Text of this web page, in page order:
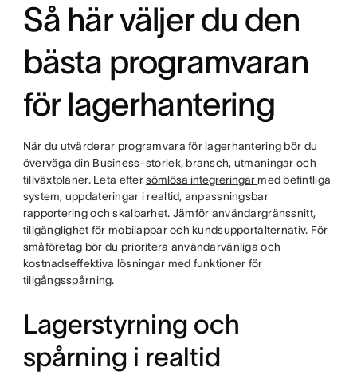
Så här väljer du den
bästa programvaran
för lagerhantering
När du utvärderar programvara för lagerhantering bör du
överväga din Business-storlek, bransch, utmaningar och
tillväxtplaner. Leta eftersömlösa integreringar med befintliga
system, uppdateringar i realtid, anpassningsbar
rapportering och skalbarhet. Jämför användargränssnitt,
tillgänglighet för mobilappar och kundsupportalternativ. För
småföretag bör du prioritera användarvänliga och
kostnadseffektiva lösningar med funktioner för
tillgångsspårning.
Lagerstyrning och
spårning i realtid